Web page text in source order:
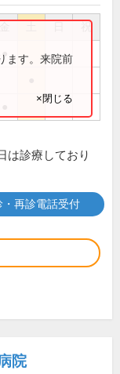
祝
●ます。来院前
×閉じる
は診療しており
・再診電話受付
院